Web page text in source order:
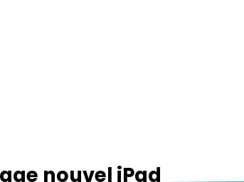
NOUVEL IPAD
nouvel iPad